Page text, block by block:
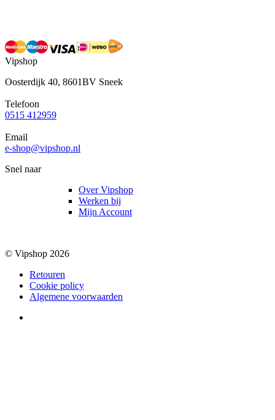
Vipshop
Oosterdijk 40, 8601BV Sneek
Telefoon
0515 412959
Email
e-shop@vipshop.nl
Snel naar
Over Vipshop
Werken bij
Mijn Account
© Vipshop 2026
Retouren
Cookie policy
Algemene voorwaarden